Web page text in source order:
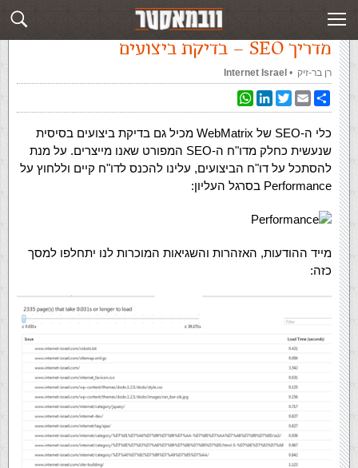
עמוד ראשי מדריך SEO – בדיקת ביצועים
מדריך SEO – בדיקת ביצועים
רן בר-זיק ‏ •
Internet Israel
WhatsAppLinkedInTwitterEmailShare
כלי ה-SEO של WebMatrix מכיל גם בדיקת ביצועים בסיסית
שנעשית כחלק מדו"ח ה-SEO המפורט שאנו מייצרים. על מנת
להסתכל על דו"ח הביצועים, עלינו להכנס לדו"ח קיים וללחוץ על
Performance בסרגל העליון:
מייד ההודעות, האזהרות והשגיאות המוכרות לנו יתחלפו למסך
כזה: